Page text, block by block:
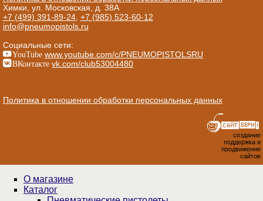
Химки, ул. Московская, д. 38А
+7 (499) 391-89-24, +7 (985) 523-60-12
info@pneumopistols.ru
Социальные сети:
YouTube www.youtube.com/c/PNEUMOPISTOLSRU
ВКонтакте vk.com/club53004480
Политика в отношении обработки персональных данных
создание
поддержка и
продвижение
сайтов
О магазине
Каталог